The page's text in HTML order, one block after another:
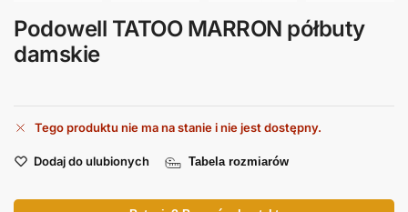
Podowell TATOO MARRON półbuty
damskie
Tego produktu nie ma na stanie i nie jest dostępny.
Dodaj do ulubionych Tabela rozmiarów